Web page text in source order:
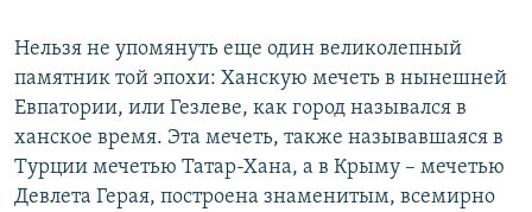
Нельзя не упомянуть еще один великолепный
памятник той эпохи: Ханскую мечеть в нынешней
Евпатории, или Гезлеве, как город назывался в
ханское время. Эта мечеть, также называвшаяся в
Турции мечетью Татар-Хана, а в Крыму – мечетью
Девлета Герая, построена знаменитым, всемирно